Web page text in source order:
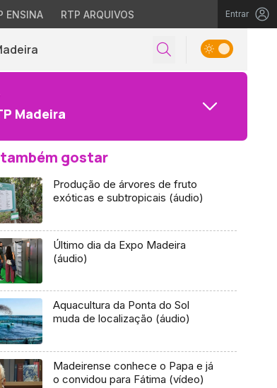
ENSINA RTP ARQUIVOS Entrar
Madeira
gostar
Produção de árvores de fruto
exóticas e subtropicais (áudio)
Último dia da Expo Madeira
(áudio)
Aquacultura da Ponta do Sol
muda de localização (áudio)
Madeirense conhece o Papa e já
o convidou para Fátima (vídeo)